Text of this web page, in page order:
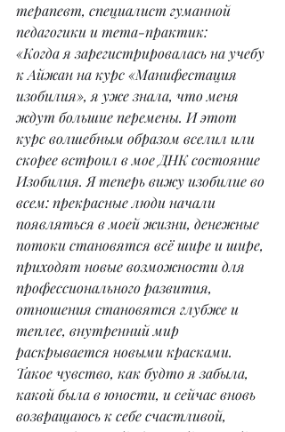
терапевт, специалист гуманной
педагогики и тета-практик:
«Когда я зарегистрировалась на учебу
к Айжан на курс «Манифестация
изобилия», я уже знала, что меня
ждут большие перемены. И этот
курс волшебным образом вселил или
скорее встроил в мое ДНК состояние
Изобилия. Я теперь вижу изобилие во
всем: прекрасные люди начали
появляться в моей жизни, денежные
потоки становятся всё шире и шире,
приходят новые возможности для
профессионального развития,
отношения становятся глубже и
теплее, внутренний мир
раскрывается новыми красками.
Такое чувство, как будто я забыла,
какой была в юности, и сейчас вновь
возвращаюсь к себе счастливой,